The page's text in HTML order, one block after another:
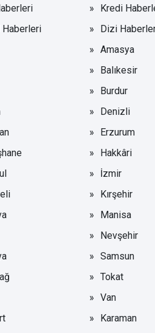
Kredi
Haberleri
Dizi
Amasya
Balıkesir
Burdur
Denizli
Erzurum
Hakkâri
İzmir
Kırşehir
Manisa
Nevşehir
Samsun
Tokat
Van
Karaman